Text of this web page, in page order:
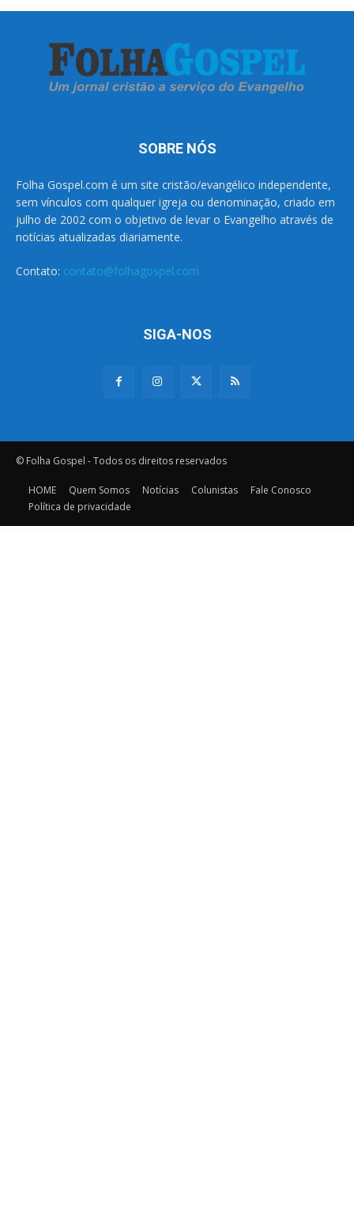
SOBRE NÓS
Folha Gospel.com é um site cristão/evangélico independente,
sem vínculos com qualquer igreja ou denominação, criado em
julho de 2002 com o objetivo de levar o Evangelho através de
notícias atualizadas diariamente.
Contato: contato@folhagospel.com
SIGA-NOS
© Folha Gospel - Todos os direitos reservados
HOME Quem Somos Notícias Colunistas
Fale Conosco
Política de privacidade